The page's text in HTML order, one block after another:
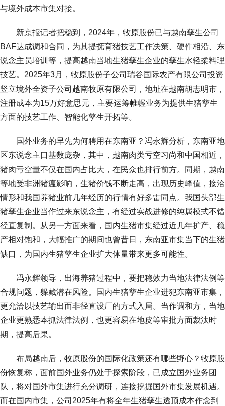
与境外成本市集对接。
新京报记者把稳到，2024年，牧原股份已与越南孳生公司
BAF达成调和合同，为其提抚育猪技艺工作决策、硬件相沿、东
说念主员培训等，提高越南当地生猪孳生企业的孳生水轻柔料理
技艺。2025年3月，牧原股份子公司瑞谷国际农产有限公司投资
竖立境外全资子公司越南牧原有限公司，地址在越南胡志明市，
注册成本为15万好意思元，主要运筹帷幄业务为提供生猪孳生
方面的技艺工作、智能化孳生开拓等。
国外业务的早先为何聘用在东南亚？冯永辉分析，东南亚地
区东说念主口基数庞杂，其中，越南肉类亏空习尚和中国相近，
猪肉亏空量不仅在国内占比大，在民众也排行前方。同期，越南
等地受非洲猪瘟影响，生猪价钱不断走高，出现历史峰值，接洽
情形和我国养猪业前几年经历的行情有好多雷同点。我国头部生
猪孳生企业当作过来东说念主，有经过实战进修的纯属模式不错
径直复制。从另一方面来看，国内生猪市集经过近几年扩产、稳
产相对饱和，大幅推广的期间也曾昔日，东南亚市集当下的生猪
缺口，为国内生猪孳生企业扩大体量带来更多可能性。
冯永辉领导，出海养猪过程中，要把稳效力当地法律法例等
合规问题，躲藏潜在风险。国内生猪孳生企业进犯东南亚市集，
更允洽以技艺输出而非径直设厂的方式入局。当作调和方，当地
企业更熟悉本抓法律法例，也更容易在地皮等审批方面裁汰时
期，提高后果。
布局越南后，牧原股份的国际化政策还有哪些野心？牧原股
份恢复称，面前国外业务仍处于探索阶段，已成立国外业务团
队，将对国外市集进行充分调研，连接挖掘国外市集发展机遇。
而在国内市集，公司2025年有将全年生猪孳生透顶成本作念到